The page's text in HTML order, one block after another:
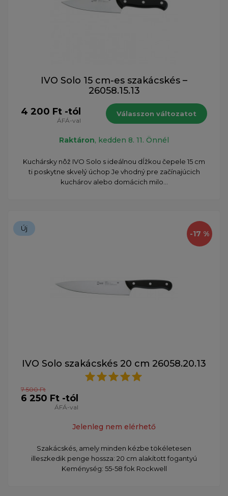
IVO Solo 15 cm-es szakácskés –
26058.15.13
4 200 Ft -tól
ÁFÁ-val
Válasszon változatot
Raktáron, kedden 8. 11. Önnél
​Kuchársky nôž IVO Solo s ideálnou dĺžkou čepele 15 cm
ti poskytne skvelý úchop Je vhodný pre začínajúcich
kuchárov alebo domácich milo...
-17 %
Új
IVO Solo szakácskés 20 cm 26058.20.13
7 500 Ft
6 250 Ft -tól
ÁFÁ-val
Jelenleg nem elérhető
Szakácskés, amely minden kézbe tökéletesen
illeszkedik penge hossza: 20 cm alakított fogantyú
Keménység: 55-58 fok Rockwell